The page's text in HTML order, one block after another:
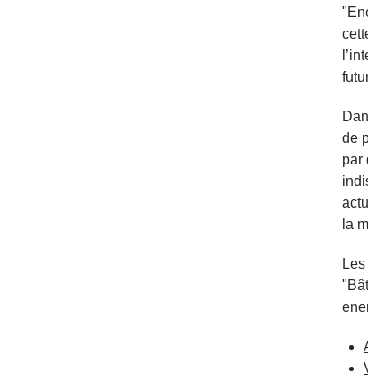
de
par
la